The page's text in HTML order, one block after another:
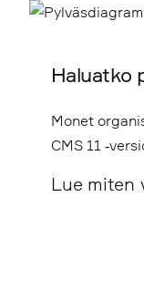
Haluatko
Monet
CMS 11
Lue miten